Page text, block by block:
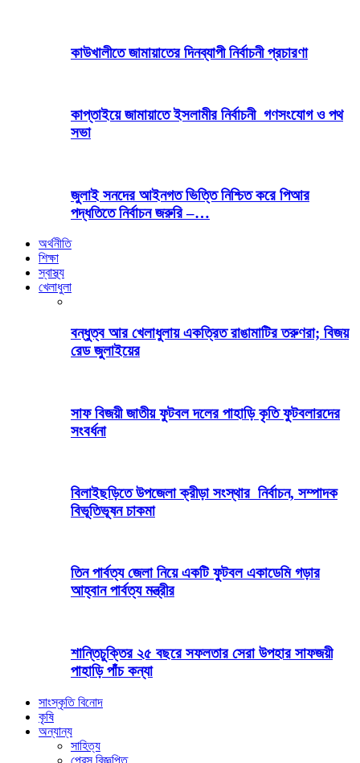
কাউখালীতে জামায়াতের দিনব্যাপী নির্বাচনী প্রচারণা
কাপ্তাইয়ে জামায়াতে ইসলামীর নির্বাচনী গণসংযোগ ও পথ
সভা
জুলাই সনদের আইনগত ভিত্তি নিশ্চিত করে পিআর
পদ্ধতিতে নির্বাচন জরুরি –…
অর্থনীতি
শিক্ষা
স্বাস্থ্য
খেলাধুলা
বন্ধুত্ব আর খেলাধুলায় একত্রিত রাঙামাটির তরুণরা; বিজয়
রেড জুলাইয়ের
সাফ বিজয়ী জাতীয় ফুটবল দলের পাহাড়ি কৃতি ফুটবলারদের
সংবর্ধনা
বিলাইছড়িতে উপজেলা ক্রীড়া সংস্থার নির্বাচন, সম্পাদক
বিভূতিভূষন চাকমা
তিন পার্বত্য জেলা নিয়ে একটি ফুটবল একাডেমি গড়ার
আহ্বান পার্বত্য মন্ত্রীর
শান্তিচুক্তির ২৫ বছরে সফলতার সেরা উপহার সাফজয়ী
পাহাড়ি পাঁচ কন্যা
সাংস্কৃতি বিনোদ
কৃষি
অন্যান্য
সাহিত্য
প্রেস বিজ্ঞপ্তি